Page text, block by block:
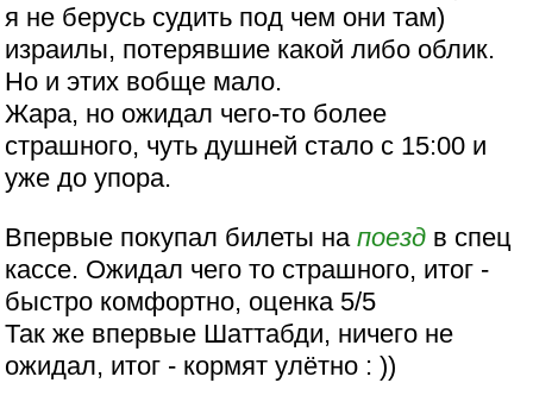
я не берусь судить под чем они там)
израилы, потерявшие какой либо облик.
Но и этих вобще мало.
Жара, но ожидал чего-то более
страшного, чуть душней стало с 15:00 и
уже до упора.
Впервые покупал билеты напоезд в спец
кассе. Ожидал чего то страшного, итог -
быстро комфортно, оценка 5/5
Так же впервые Шаттабди, ничего не
ожидал, итог - кормят улётно : ))